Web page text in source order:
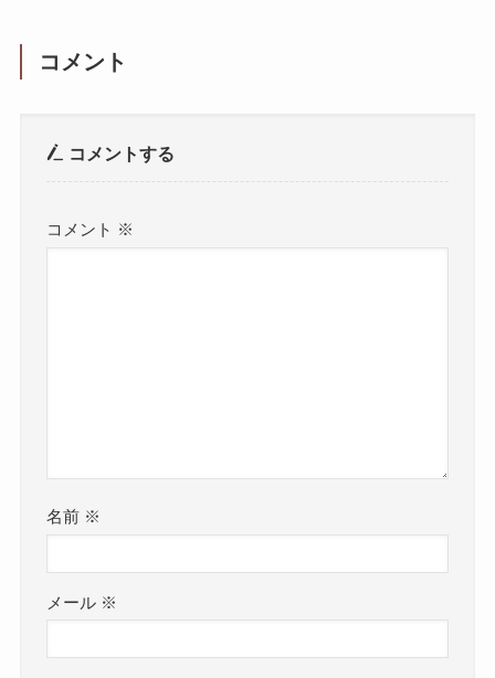
コメント
コメントする
コメント ※
名前 ※
メール ※